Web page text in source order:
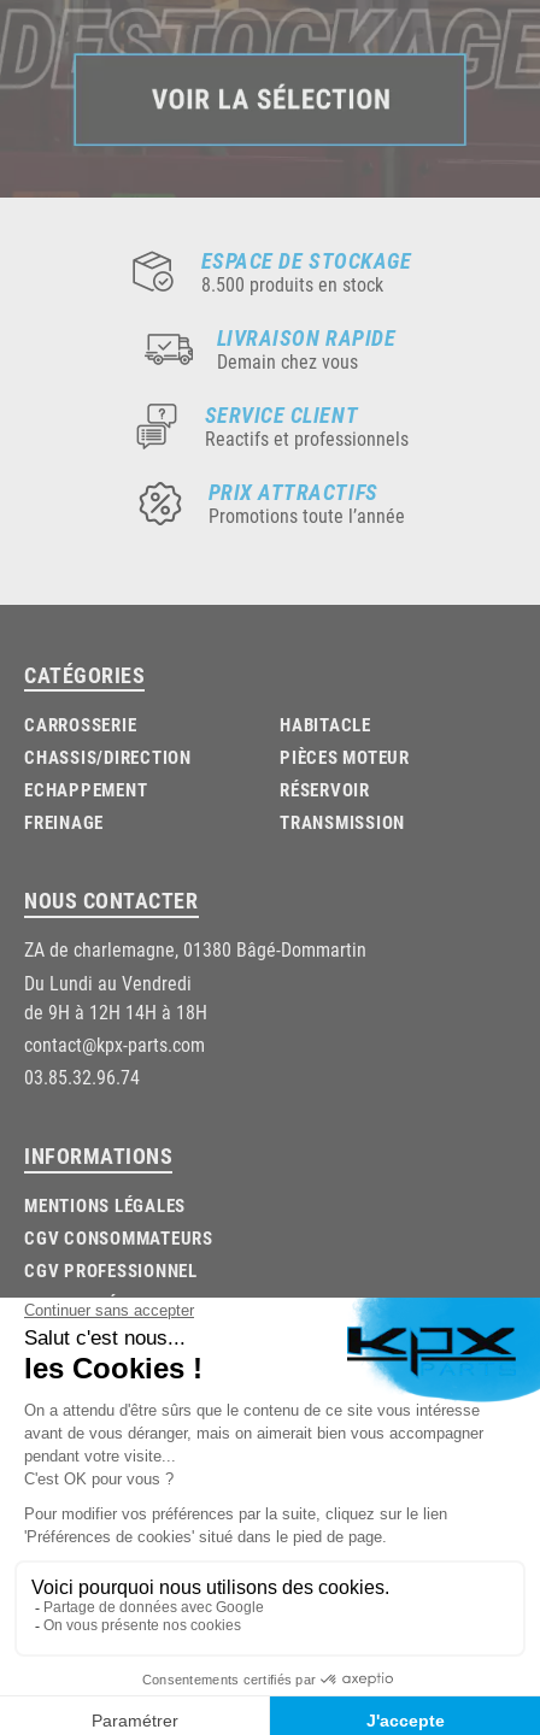
ESPACE DE STOCKAGE
8.500 produits en stock
LIVRAISON RAPIDE
Demain chez vous
SERVICE CLIENT
Reactifs et professionnels
PRIX ATTRACTIFS
Promotions toute l’année
03.85.32.96.74
© 2026 -KPX PARTS- SITE CRÉÉ PARLET'S CLIC
CATÉGORIES
CARROSSERIE
CHASSIS/DIRECTION
ECHAPPEMENT
FREINAGE
HABITACLE
PIÈCES MOTEUR
RÉSERVOIR
TRANSMISSION
NOUS CONTACTER
ZA de charlemagne, 01380 Bâgé-Dommartin
Du Lundi au Vendredi
de 9H à 12H 14H à 18H
contact@kpx-parts.com
03.85.32.96.74
INFORMATIONS
MENTIONS LÉGALES
CGV CONSOMMATEURS
CGV PROFESSIONNEL
ACTUALITÉS
TROUVEZ LA BONNE PIÈCE RAPIDEMENT
03.85.32.96.74